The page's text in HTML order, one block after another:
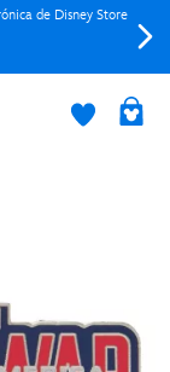
de Disney Store